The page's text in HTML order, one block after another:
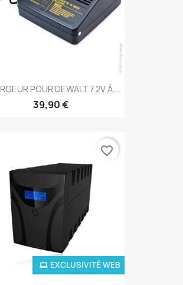
POUR DEWALT 7.2V À...
39,90 €
EXCLUSIVITÉ WEB
favorite_border